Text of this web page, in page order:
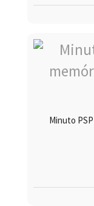
Minuto